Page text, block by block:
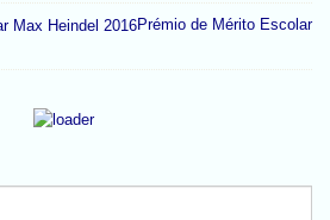
Prémio de Mérito Escolar